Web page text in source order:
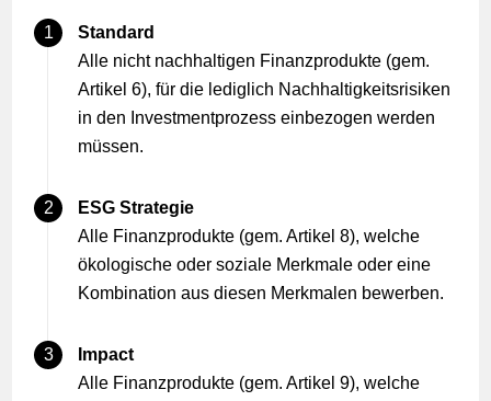
Standard
Alle nicht nachhaltigen Finanzprodukte (gem.
Artikel 6), für die lediglich Nachhaltigkeitsrisiken
in den Investmentprozess einbezogen werden
müssen.
ESG Strategie
Alle Finanzprodukte (gem. Artikel 8), welche
ökologische oder soziale Merkmale oder eine
Kombination aus diesen Merkmalen bewerben.
Impact
Alle Finanzprodukte (gem. Artikel 9), welche